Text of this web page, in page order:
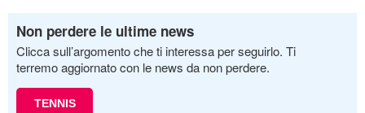
Non perdere le ultime news
Clicca sull’argomento che ti interessa per seguirlo. Ti
terremo aggiornato con le news da non perdere.
TENNIS